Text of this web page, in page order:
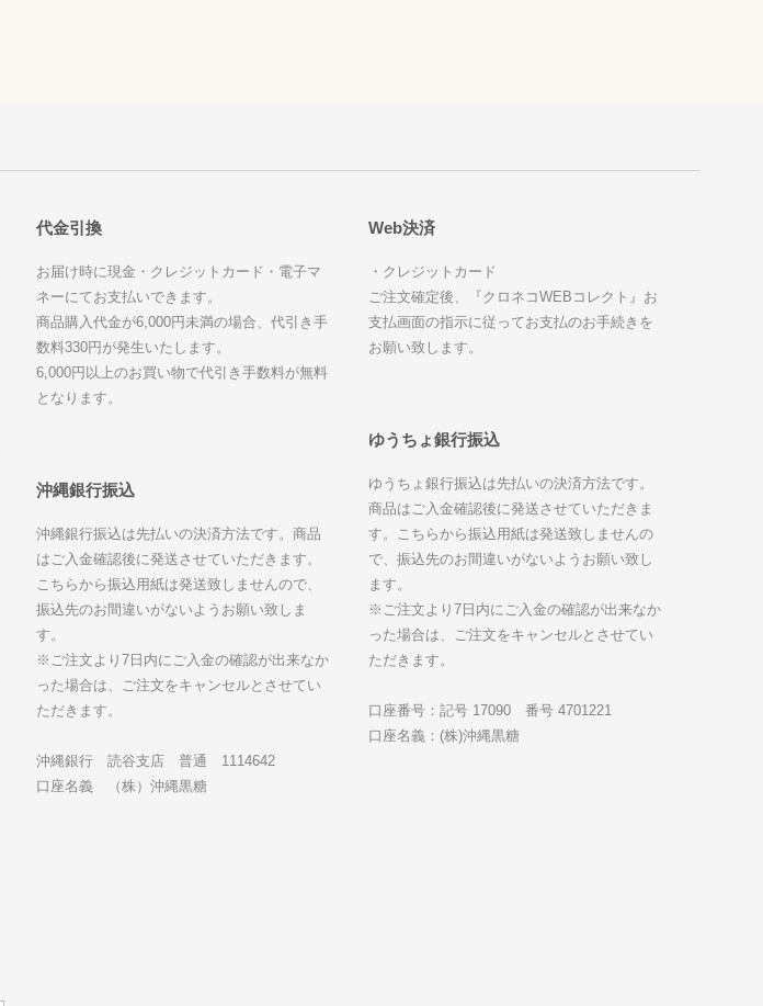
代金引換
お届け時に現金・クレジットカード・電子マ
ネーにてお支払いできます。
商品購入代金が6,000円未満の場合、代引き手
数料330円が発生いたします。
6,000円以上のお買い物で代引き手数料が無料
となります。
Web決済
・クレジットカード
ご注文確定後、『クロネコWEBコレクト』お
支払画面の指示に従ってお支払のお手続きを
お願い致します。
ゆうちょ銀行振込
ゆうちょ銀行振込は先払いの決済方法です。
商品はご入金確認後に発送させていただきま
す。こちらから振込用紙は発送致しませんの
で、振込先のお間違いがないようお願い致し
ます。
※ご注文より7日内にご入金の確認が出来なか
った場合は、ご注文をキャンセルとさせてい
ただきます。
口座番号：記号 17090 番号 4701221
口座名義：(株)沖縄黒糖
沖縄銀行振込
沖縄銀行振込は先払いの決済方法です。商品
はご入金確認後に発送させていただきます。
こちらから振込用紙は発送致しませんので、
振込先のお間違いがないようお願い致しま
す。
※ご注文より7日内にご入金の確認が出来なか
った場合は、ご注文をキャンセルとさせてい
ただきます。
沖縄銀行 読谷支店 普通 1114642
口座名義 （株）沖縄黒糖